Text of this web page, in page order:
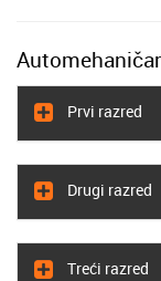
Prvi razred
Drugi razred
Treći razred